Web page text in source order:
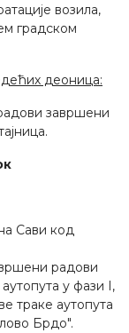
возила,
градском
деоница:
завршени
Сави код
радови
у фази I,
траке аутопута
Брдо".